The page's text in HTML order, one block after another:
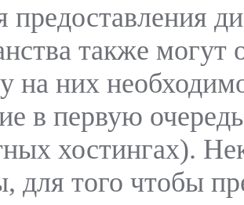
предоставления
также могут
на них
в первую
хостингах).
для того чтобы